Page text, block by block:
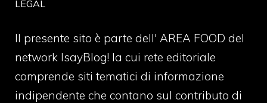
LEGAL
Il presente sito è parte dell' AREA FOOD del
network IsayBlog! la cui rete editoriale
comprende siti tematici di informazione
indipendente che contano sul contributo di